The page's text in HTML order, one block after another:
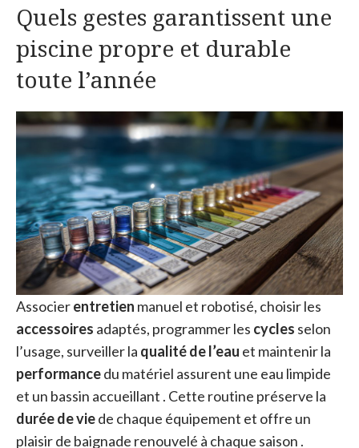
Quels gestes garantissent une
piscine propre et durable
toute l’année
Associerentretien manuel et robotisé, choisir les
accessoires adaptés, programmer les cycles selon
l’usage, surveiller la qualité de l’eau et maintenir la
performancedu matériel assurent une eau limpide
et un bassin accueillant . Cette routine préserve la
durée de viede chaque équipement et offre un
plaisir de baignade renouvelé à chaque saison .